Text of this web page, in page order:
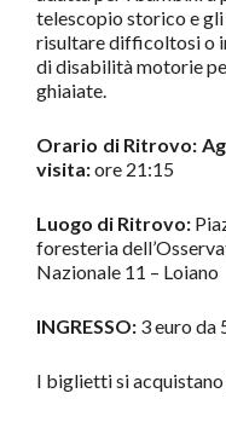
telescopio storico e
risultare difficoltosi o
di disabilità motorie
ghiaiate.
Orario di Ritrovo:
visita:ore 21:15
Luogo di Ritrovo:
foresteria
Nazionale 11 – Loiano
INGRESSO: 3 euro da
I biglietti si